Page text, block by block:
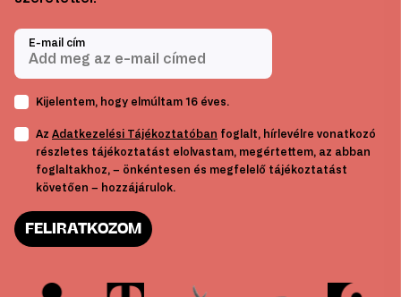
E-mail cím
Kijelentem, hogy elmúltam 16 éves.
Az Adatkezelési Tájékoztatóban foglalt, hírlevélre vonatkozó
részletes tájékoztatást elolvastam, megértettem, az abban
foglaltakhoz, – önkéntesen és megfelelő tájékoztatást
követően – hozzájárulok.
FELIRATKOZOM